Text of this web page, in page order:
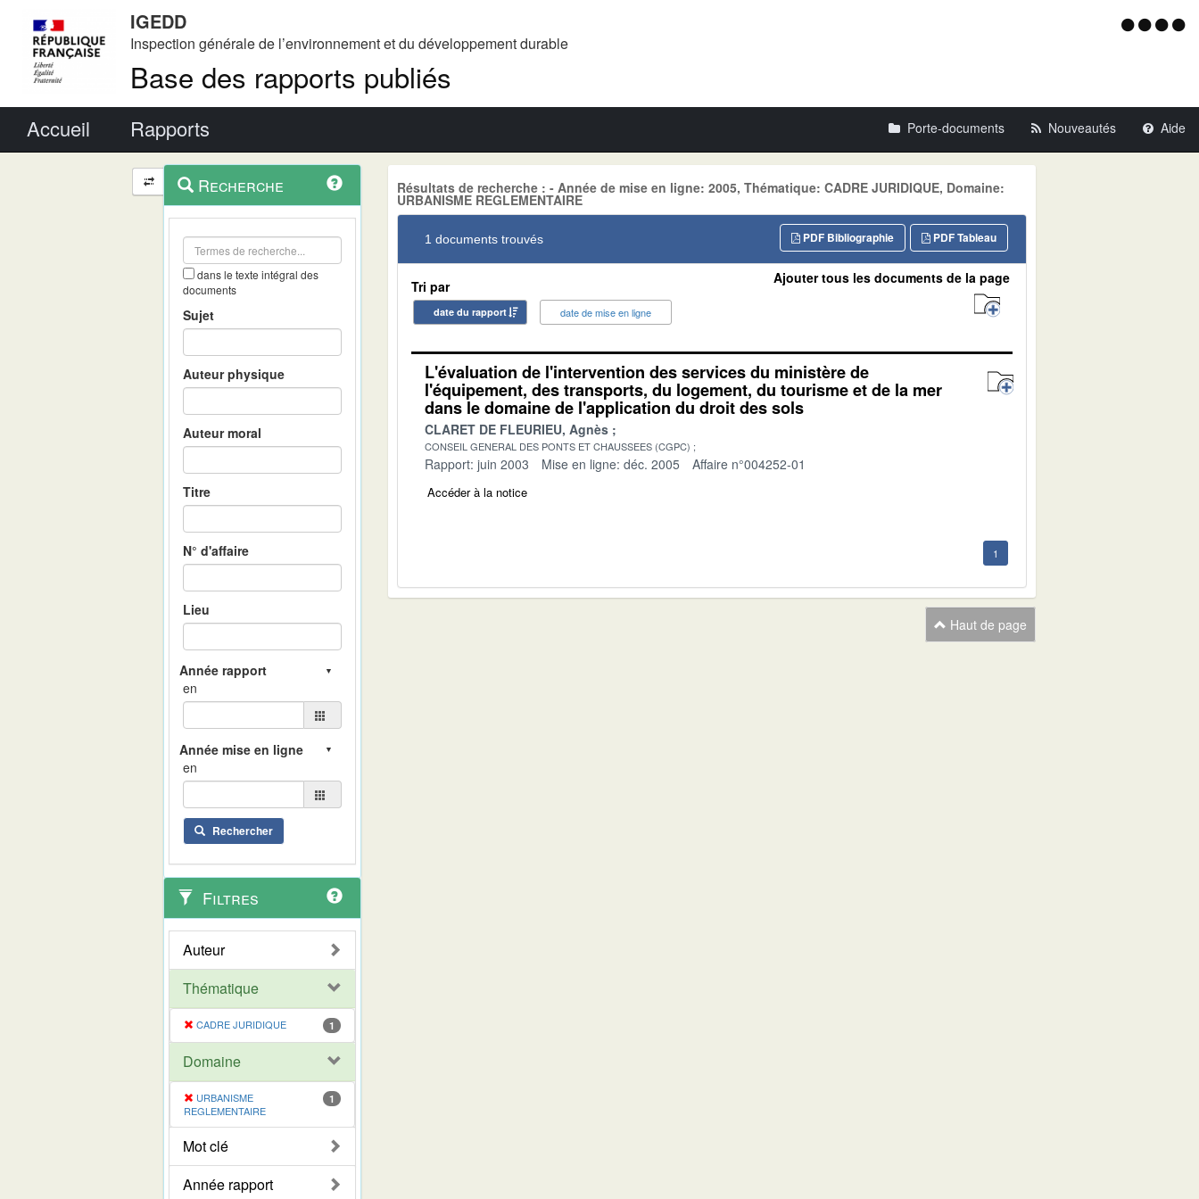
IGEDD
Inspection générale de l’environnement et du développement durable
Base des rapports publiés
Menu
Accueil Rapports Porte-documents Nouveautés Aide
Navigation
et
outils
contextuel
Recherche
dans le texte intégral des
documents
Sujet
Auteur physique
Auteur moral
Titre
N° d'affaire
Lieu
en
en
Rechercher
Filtres
Auteur
Thématique
CADRE JURIDIQUE 1
Domaine
URBANISME
REGLEMENTAIRE
1
Mot clé
Année rapport
Résultats de recherche : - Année de mise en ligne: 2005, Thématique: CADRE JURIDIQUE, Domaine:
URBANISME REGLEMENTAIRE
1 documents trouvés PDF Tableau
PDF Bibliographie
Tri par
date du rapport date de mise en ligne
Ajouter tous les documents de la page
L'évaluation de l'intervention des services du ministère de
l'équipement, des transports, du logement, du tourisme et de la mer
dans le domaine de l'application du droit des sols
CLARET DE FLEURIEU, Agnès
CONSEIL GENERAL DES PONTS ET CHAUSSEES (CGPC)
Rapport: juin 2003 Mise en ligne: déc. 2005 Affaire n°004252-01
Accéder à la notice
1
Haut de page